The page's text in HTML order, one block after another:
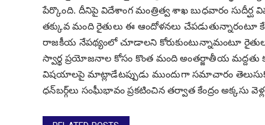
పేర్కొంది. దీనిపై విదేశాంగ మంత్రిత్వ శాఖ బుధవారం
తక్కువ మంది రైతులు ఈ ఆందోళనలు
రాజకీయ నేపథ్యంలో చూడాలని కోరుకుంటున్నామంటూ రైతుల
స్వార్థ ప్రయోజనాల కోసం కొంత మంది అంతర్జాతీయ మద్దతు
విషయాలపై మాట్లాడేటప్పుడు ముందుగా సమాచారం
ధన్‌బర్గ్‌లు సంఘీభావం ప్రకటించిన తర్వాత కేంద్రం అక్కసు